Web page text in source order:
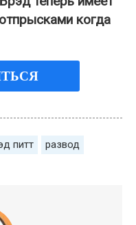
когда
питт развод